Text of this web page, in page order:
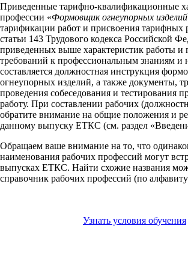
Приведенные тарифно-квалификационные
профессии «Формовщик огнеупорных изделий
тарификации работ и присвоения тарифных
статьи 143 Трудового кодекса Российской
приведенных выше характеристик работы и
требований к профессиональным знаниям и
составляется должностная инструкция
огнеупорных изделий, а также документы,
проведения собеседования и тестирования
работу. При составлении рабочих
обратите внимание на общие положения и
данному выпуску ЕТКС (см. раздел
Обращаем ваше внимание на то, что
наименования рабочих профессий могут
выпусках ЕТКС. Найти схожие названия
справочник рабочих профессий (по
Узнать условия обучения